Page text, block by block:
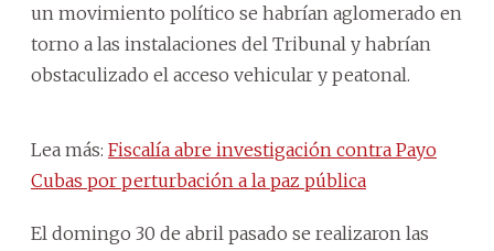
un movimiento político se habrían aglomerado en
torno a las instalaciones del Tribunal y habrían
obstaculizado el acceso vehicular y peatonal.
Lea más: Fiscalía abre investigación contra Payo
Cubas por perturbación a la paz pública
El domingo 30 de abril pasado se realizaron las